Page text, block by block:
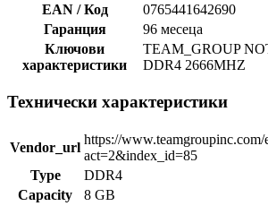
EAN / Код
0765441642690
Гаранция
96 месеца
Ключови
характеристики
TEAM_GROUP
DDR4 2666MHZ
Технически характеристики
Vendor_url
https://www.teamgroupinc.com/
act=2&index_id=85
Type
DDR4
Capacity
8 GB